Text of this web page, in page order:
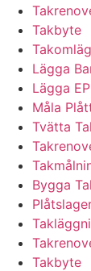
Takbyte
Lägga
Lägga
Måla
Tvätta
Bygga
Takbyte